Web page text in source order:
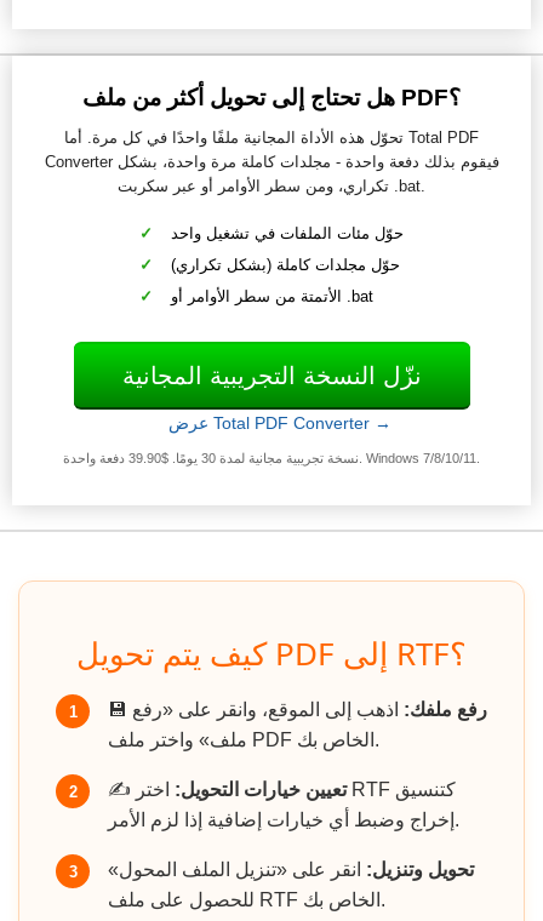
هل تحتاج إلى تحويل أكثر من ملف PDF؟
تحوّل هذه الأداة المجانية ملفًا واحدًا في كل مرة. أما Total PDF
Converter فيقوم بذلك دفعة واحدة - مجلدات كاملة مرة واحدة، بشكل
تكراري، ومن سطر الأوامر أو عبر سكربت .bat.
حوّل مئات الملفات في تشغيل واحد
حوّل مجلدات كاملة (بشكل تكراري)
الأتمتة من سطر الأوامر أو .bat
نزّل النسخة التجريبية المجانية
عرض Total PDF Converter →
نسخة تجريبية مجانية لمدة 30 يومًا. $39.90 دفعة واحدة. Windows 7/8/10/11.
كيف يتم تحويل PDF إلى RTF؟
1 💾 رفع ملفك: اذهب إلى الموقع، وانقر على «رفع
ملف» واختر ملف PDF الخاص بك.
2 ✍️ تعيين خيارات التحويل: اختر RTF كتنسيق
إخراج وضبط أي خيارات إضافية إذا لزم الأمر.
3 تحويل وتنزيل: انقر على «تنزيل الملف المحول»
للحصول على ملف RTF الخاص بك.